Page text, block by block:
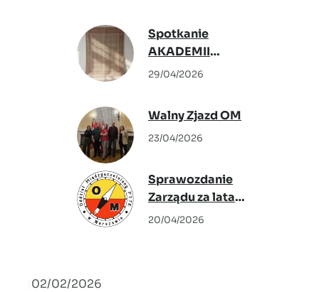
Weryfikacyjnego
Spotkanie
AKADEMII
KRAJOZNAWCÓW –
Warszawskie” –
Agata Warzecha
29/04/2026
Walny Zjazd OM
23/04/2026
Sprawozdanie
Zarządu za lata
2024-2026
20/04/2026
02/02/2026